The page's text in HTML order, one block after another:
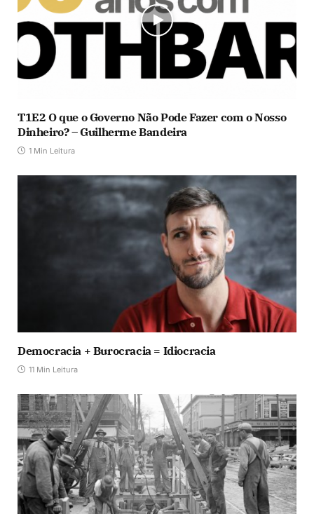
T1E2 O que o Governo Não Pode Fazer com o Nosso
Dinheiro? – Guilherme Bandeira
1 Min Leitura
Democracia + Burocracia = Idiocracia
11 Min Leitura